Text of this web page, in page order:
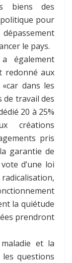
biens des
pour
le pays.
également
redonné aux
dans les
de travail des
20 à 25%
créations
pris
garantie de
d’une loi
la quiétude
prendront
et la
questions